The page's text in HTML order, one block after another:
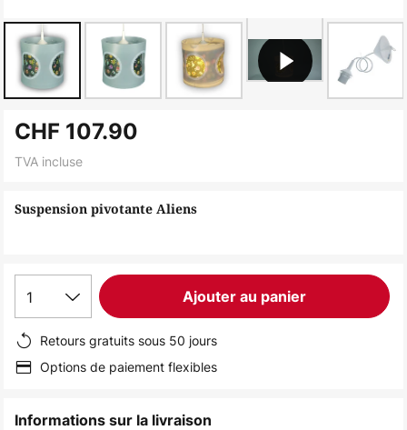
to
the
of
gallery
Suspension pivotante Aliens
CHF 107.90
TVA incluse
1 Ajouter au panier
Retours gratuits sous 50 jours
Options de paiement flexibles
Informations sur la livraison